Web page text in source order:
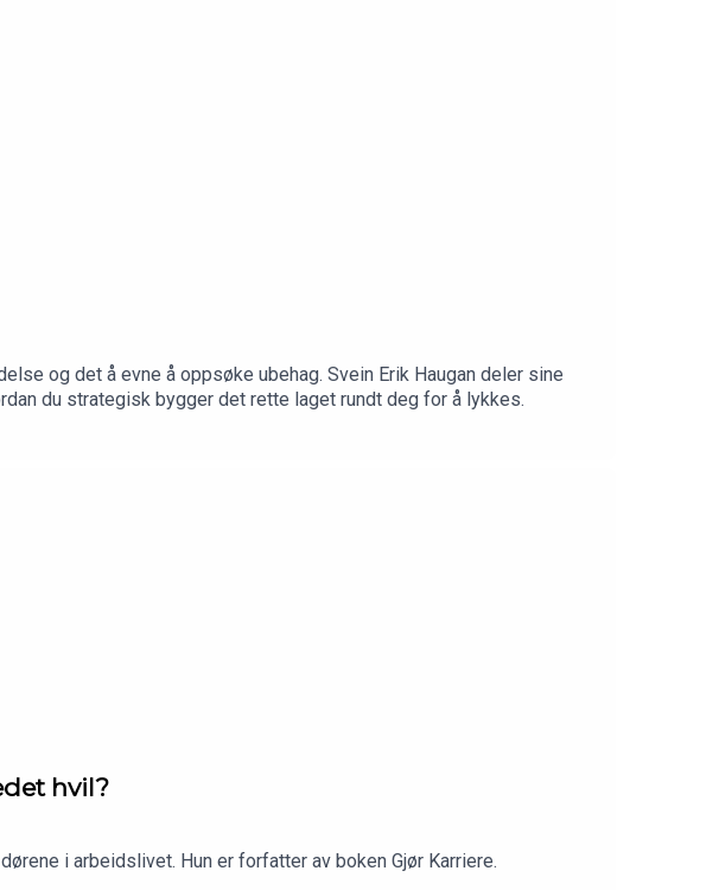
og det å evne å oppsøke ubehag. Svein Erik Haugan deler sine
du strategisk bygger det rette laget rundt deg for å lykkes.
hvil?
i arbeidslivet. Hun er forfatter av boken Gjør Karriere.